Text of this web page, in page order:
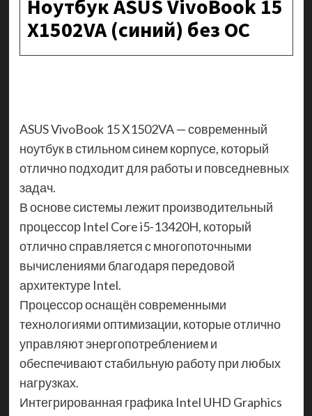
Ноутбук ASUS VivoBook 15
X1502VA (синий) без ОС
ASUS VivoBook 15 X1502VA — современный
ноутбук в стильном синем корпусе, который
отлично подходит для работы и повседневных
задач.
В основе системы лежит производительный
процессор Intel Core i5-13420H, который
отлично справляется с многопоточными
вычислениями благодаря передовой
архитектуре Intel.
Процессор оснащён современными
технологиями оптимизации, которые отлично
управляют энергопотреблением и
обеспечивают стабильную работу при любых
нагрузках.
Интегрированная графика Intel UHD Graphics